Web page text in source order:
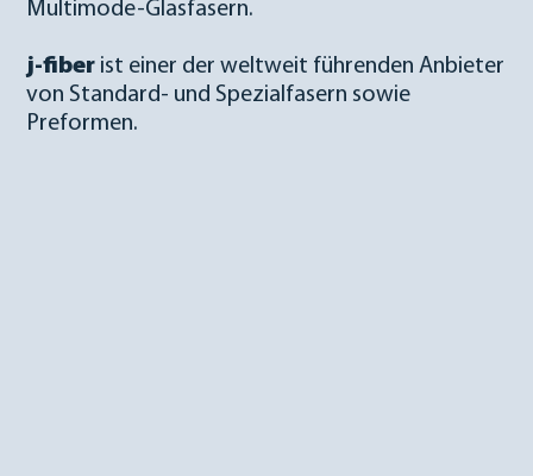
Multimode-Glasfasern.
j-fiber ist einer der weltweit führenden Anbieter
von Standard- und Spezialfasern sowie
Preformen.